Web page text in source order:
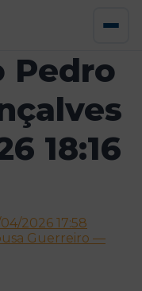
Pedro
18:16
2026 17:58
Guerreiro —